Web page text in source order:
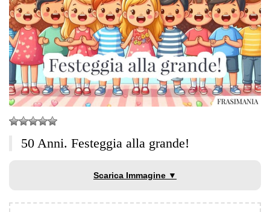
50 Anni. Festeggia alla grande!
Scarica Immagine ▼